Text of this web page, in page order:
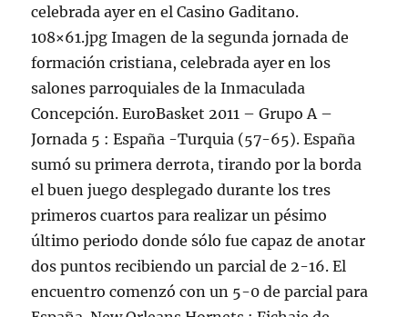
celebrada ayer en el Casino Gaditano.
108×61.jpg Imagen de la segunda jornada de
formación cristiana, celebrada ayer en los
salones parroquiales de la Inmaculada
Concepción. EuroBasket 2011 – Grupo A –
Jornada 5 : España -Turquia (57-65). España
sumó su primera derrota, tirando por la borda
el buen juego desplegado durante los tres
primeros cuartos para realizar un pésimo
último periodo donde sólo fue capaz de anotar
dos puntos recibiendo un parcial de 2-16. El
encuentro comenzó con un 5-0 de parcial para